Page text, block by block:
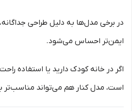
در برخی مدل‌ها به دلیل طراحی
ایمن‌تر احساس می‌شود.
اگر در خانه کودک دارید یا استفاده
است، مدل کنار هم می‌تواند مناسب‌تر